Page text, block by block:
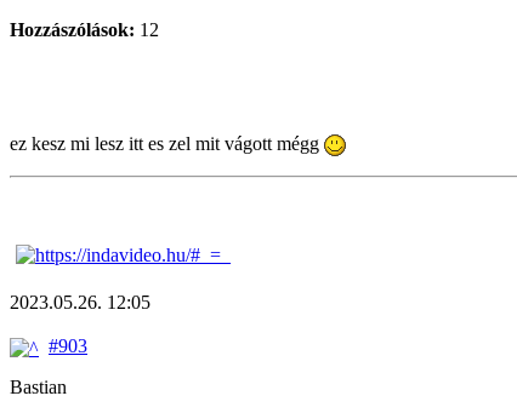
Hozzászólások: 12
ez kesz mi lesz itt es zel mit vágott mégg
2023.05.26. 12:05
#903
Bastian